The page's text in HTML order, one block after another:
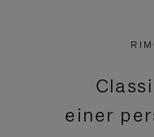
BITTE
SIE
einer